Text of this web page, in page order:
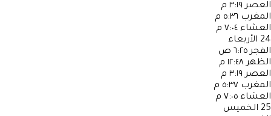
العصر ٣:١٩ م
المغرب ٥:٣٦ م
العشاء ٧:٠٤ م
24 الأربعاء
الفجر ٦:٢٥ ص
الظهر ١٢:٤٨ م
العصر ٣:١٩ م
المغرب ٥:٣٧ م
العشاء ٧:٠٥ م
25 الخميس